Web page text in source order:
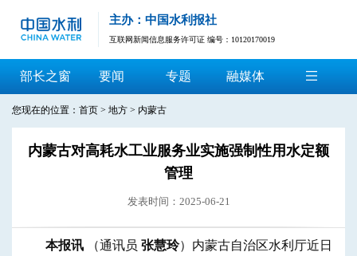
主办：中国水利报社
互联网新闻信息服务许可证 编号：10120170019
部长之窗 要闻 专题 融媒体
您现在的位置： 首页 > 地方 > 内蒙古
内蒙古对高耗水工业服务业实施强制性用水定额
管理
发表时间：2025-06-21
本报讯 （通讯员 张慧玲）内蒙古自治区水利厅近日